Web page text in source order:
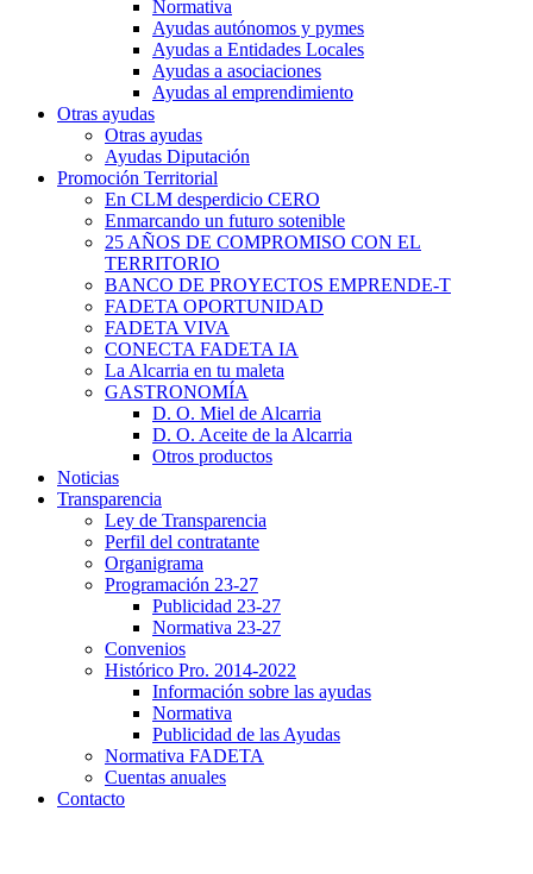
Normativa
Ayudas autónomos y pymes
Ayudas a Entidades Locales
Ayudas a asociaciones
Ayudas al emprendimiento
Otras ayudas
Otras ayudas
Ayudas Diputación
Promoción Territorial
En CLM desperdicio CERO
Enmarcando un futuro sotenible
25 AÑOS DE COMPROMISO CON EL
TERRITORIO
BANCO DE PROYECTOS EMPRENDE-T
FADETA OPORTUNIDAD
FADETA VIVA
CONECTA FADETA IA
La Alcarria en tu maleta
GASTRONOMÍA
D. O. Miel de Alcarria
D. O. Aceite de la Alcarria
Otros productos
Noticias
Transparencia
Ley de Transparencia
Perfil del contratante
Organigrama
Programación 23-27
Publicidad 23-27
Normativa 23-27
Convenios
Histórico Pro. 2014-2022
Información sobre las ayudas
Normativa
Publicidad de las Ayudas
Normativa FADETA
Cuentas anuales
Contacto